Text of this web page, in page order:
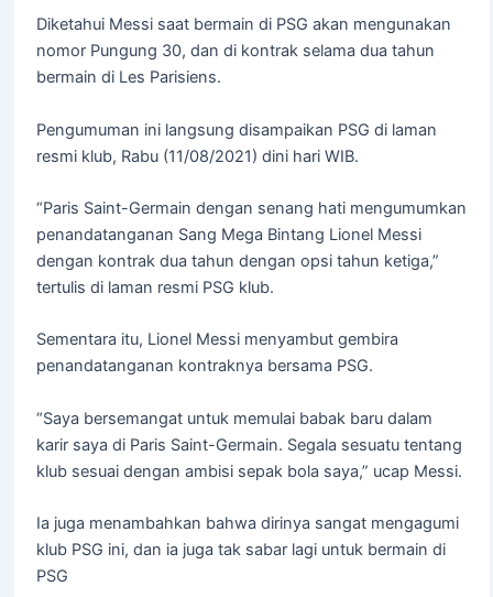
Diketahui Messi saat bermain di PSG akan mengunakan
nomor Pungung 30, dan di kontrak selama dua tahun
bermain di Les Parisiens.
Pengumuman ini langsung disampaikan PSG di laman
resmi klub, Rabu (11/08/2021) dini hari WIB.
“Paris Saint-Germain dengan senang hati mengumumkan
penandatanganan Sang Mega Bintang Lionel Messi
dengan kontrak dua tahun dengan opsi tahun ketiga,”
tertulis di laman resmi PSG klub.
Sementara itu, Lionel Messi menyambut gembira
penandatanganan kontraknya bersama PSG.
“Saya bersemangat untuk memulai babak baru dalam
karir saya di Paris Saint-Germain. Segala sesuatu tentang
klub sesuai dengan ambisi sepak bola saya,” ucap Messi.
Ia juga menambahkan bahwa dirinya sangat mengagumi
klub PSG ini, dan ia juga tak sabar lagi untuk bermain di
PSG